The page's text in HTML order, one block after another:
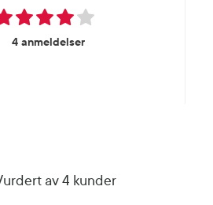
4 anmeldelser
av 4 kunder